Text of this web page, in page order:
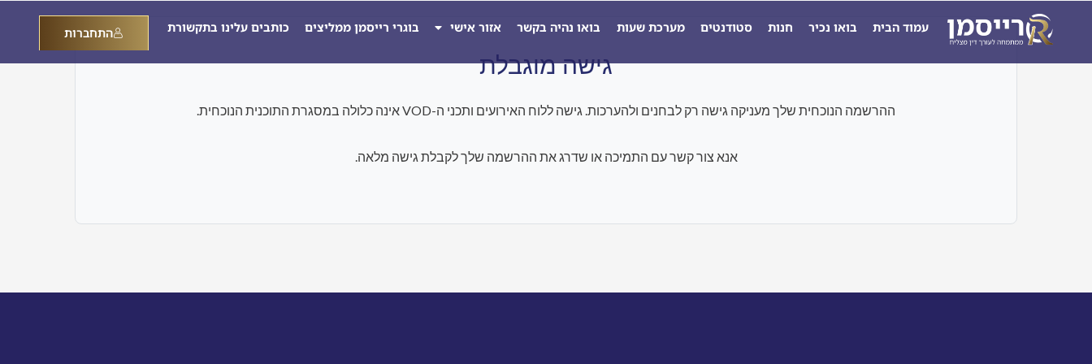
עמוד הבית בואו נכיר חנות סטודנטים מערכת שעות בואו נהיה בקשר אזור אישי בוגרי רייסמן ממליצים כותבים עלינו בתקשורת התחברות
גישה מוגבלת
ההרשמה הנוכחית שלך מעניקה גישה רק לבחנים ולהערכות. גישה ללוח האירועים ותכני ה-VOD אינה כלולה במסגרת התוכנית הנוכחית.
אנא צור קשר עם התמיכה או שדרג את ההרשמה שלך לקבלת גישה מלאה.